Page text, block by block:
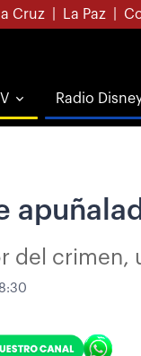
Cruz La Paz
Radio
del crimen,